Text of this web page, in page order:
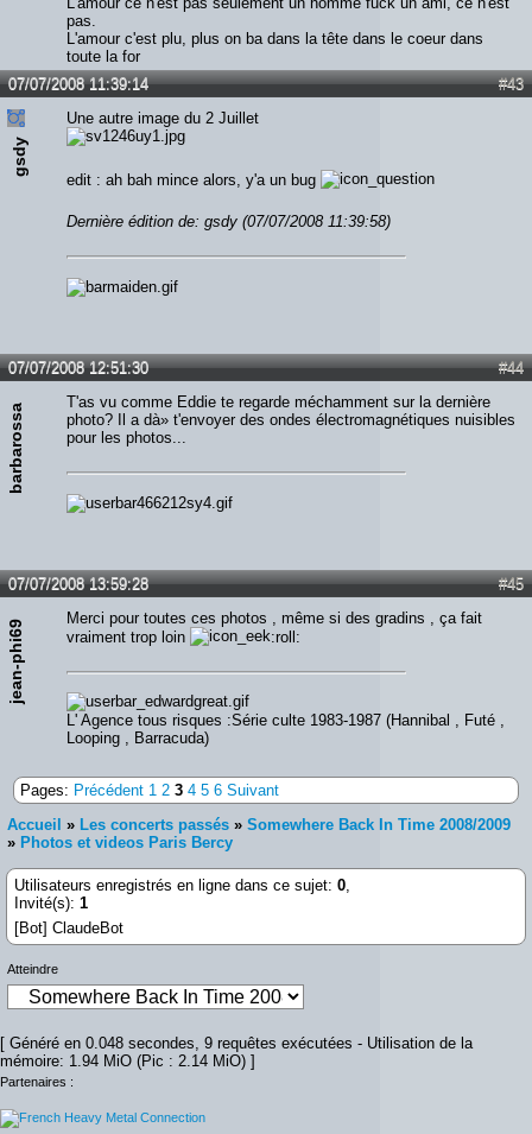
pas.
L'amour c'est plu, plus on ba dans la tête dans le coeur dans
toute la for
#43
07/07/2008 11:39:14
gsdy
Une autre image du 2 Juillet
edit : ah bah mince alors, y'a un bug
Dernière édition de: gsdy (07/07/2008 11:39:58)
#44
07/07/2008 12:51:30
barbarossa
T'as vu comme Eddie te regarde méchamment sur la dernière
photo? Il a dà» t'envoyer des ondes électromagnétiques nuisibles
pour les photos...
#45
07/07/2008 13:59:28
jean-phi69
Merci pour toutes ces photos , même si des gradins , ça fait
vraiment trop loin
:roll:
L' Agence tous risques :Série culte 1983-1987 (Hannibal , Futé ,
Looping , Barracuda)
Pages: Précédent 1 2 3 4 5 6 Suivant
Accueil » Les concerts passés » Somewhere Back In Time 2008/2009
» Photos et videos Paris Bercy
Utilisateurs enregistrés en ligne dans ce sujet: 0,
Invité(s): 1
[Bot] ClaudeBot
Atteindre
[ Généré en 0.048 secondes, 9 requêtes exécutées - Utilisation de la
mémoire: 1.94 MiO (Pic : 2.14 MiO) ]
Partenaires :